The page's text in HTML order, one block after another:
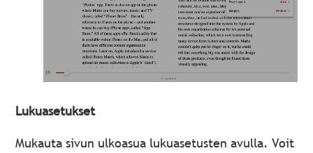
Lukuasetukset
Mukauta sivun ulkoasua lukuasetusten avulla. Voit